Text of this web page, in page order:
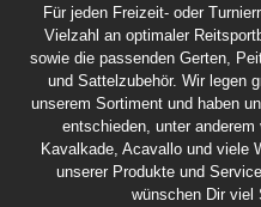
Für jeden Freizeit- oder
Vielzahl an optimaler
sowie die passenden Gerten,
und Sattelzubehör. Wir legen
unserem Sortiment und haben
entschieden, unter
Kavalkade, Acavallo und viele
unserer Produkte und
wünschen Dir viel